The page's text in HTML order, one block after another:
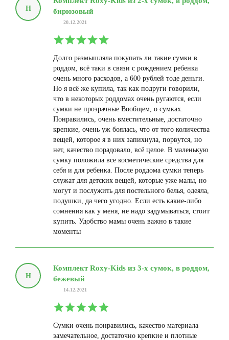
Н
бирюзовый
20.12.2021
Долго размышляла покупать ли такие сумки в
роддом, всё таки в связи с рождением ребенка
очень много расходов, а 600 рублей тоде деньги.
Но я всё же купила, так как подруги говорили,
что в некоторых роддомах очень ругаются, если
сумки не прозрачные Вообщем, о сумках.
Понравились, очень вместительные, достаточно
крепкие, очень уж боялась, что от того количества
вещей, которое я в них запихнула, порвутся, но
нет, качество порадовало, всё целое. В маленькую
сумку положила все косметические средства для
себя и для ребенка. После роддома сумки теперь
служат для детских вещей, которые уже малы, но
могут и послужить для постельного белья, одеяла,
подушки, да чего угодно. Если есть какие-либо
сомнения как у меня, не надо задумываться, стоит
купить. Удобство мамы очень важно в такие
моменты
Н
Комплект Roxy-Kids из 3-х сумок, в роддом,
бежевый
14.12.2021
Сумки очень понравились, качество материала
замечательное, достаточно крепкие и плотные